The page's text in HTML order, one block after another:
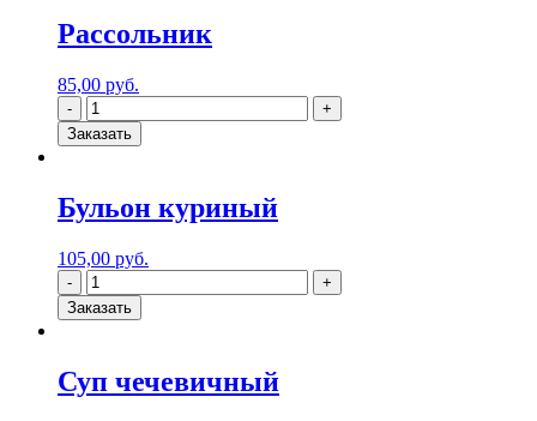
Рассольник
85,00 руб.
Заказать
Бульон куриный
105,00 руб.
Заказать
Суп чечевичный